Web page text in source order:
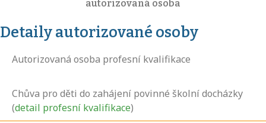
autorizovaná osoba
Detaily autorizované osoby
Autorizovaná osoba profesní kvalifikace
Chůva pro děti do zahájení povinné školní docházky
(detail profesní kvalifikace)